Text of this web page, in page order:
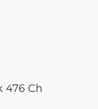
476 Ch